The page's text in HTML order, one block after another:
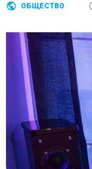
ОБЩЕСТВО